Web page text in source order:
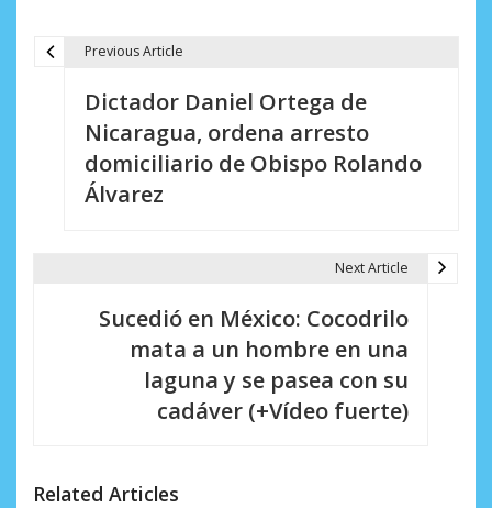
Previous Article
Dictador Daniel Ortega de
Nicaragua, ordena arresto
domiciliario de Obispo Rolando
Álvarez
Next Article
Sucedió en México: Cocodrilo
mata a un hombre en una
laguna y se pasea con su
cadáver (+Vídeo fuerte)
Related Articles